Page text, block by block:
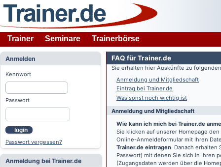
Trainer Seminare Trainerbörse
Anmelden
Kennwort
Passwort
login
Passwort vergessen?
Anmeldung bei Trainer.de
FAQ für Trainer.de
Sie erhalten hier Auskünfte zu
Anmeldung und Mitgliedschaft
Eintrag bei Trainer.de
Was sonst noch wichtig ist
Anmeldung und Mitgliedschaft
Wie kann ich mich bei Trainer.de
Sie klicken auf unserer Homepage
Online-Anmeldeformular mit Ihren
Trainer.de eintragen. Danach erhalten
Passwort) mit denen Sie sich in Ihren
(Zugangsdaten werden über die